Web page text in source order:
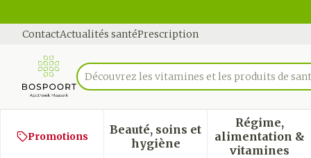
ContactActualités santéPrescription
Rechercher
Découvrez les vitamines et les produits de
Promotions
Beauté, soins et
hygièneAfficher le sous-menu
Régime,
alimentation &
vitamines
Afficher